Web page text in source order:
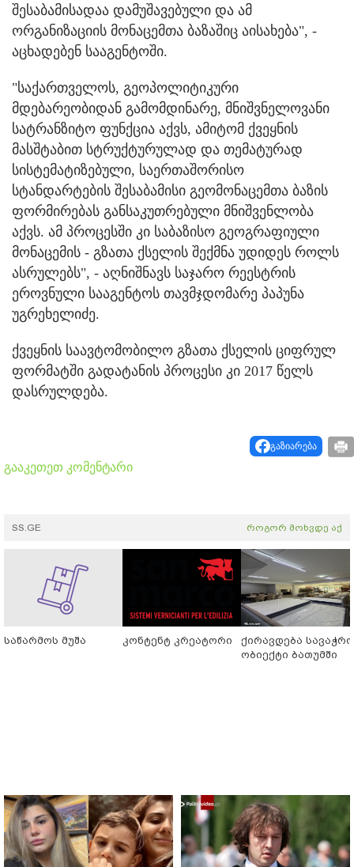
შესაბამისადაა დამუშავებული და ამ
ორგანიზაციის მონაცემთა ბაზაშიც აისახება", -
აცხადებენ სააგენტოში.
"საქართველოს, გეოპოლიტიკური
მდებარეობიდან გამომდინარე, მნიშვნელოვანი
სატრანზიტო ფუნქცია აქვს, ამიტომ ქვეყნის
მასშტაბით სტრუქტურულად და თემატურად
სისტემატიზებული, საერთაშორისო
სტანდარტების შესაბამისი გეომონაცემთა ბაზის
ფორმირებას განსაკუთრებული მნიშვენლობა
აქვს. ამ პროცესში კი საბაზისო გეოგრაფიული
მონაცემის - გზათა ქსელის შექმნა უდიდეს როლს
ასრულებს", - აღნიშნავს საჯარო რეესტრის
ეროვნული სააგენტოს თავმჯდომარე პაპუნა
უგრეხელიძე.
ქვეყნის საავტომობილო გზათა ქსელის ციფრულ
ფორმატში გადატანის პროცესი კი 2017 წელს
დასრულდება.
გაზიარება
გააკეთეთ კომენტარი
SS.GE როგორ მოხვდე აქ
საწარმოს მუშა კონტენტ კრეატორი
ქირავდება სავაჭრო
ობიექტი ბათუმში